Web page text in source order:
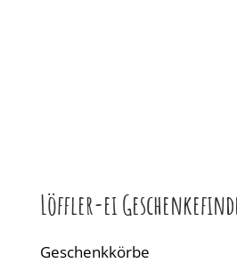
Löffler-ei
Geschenkkörbe